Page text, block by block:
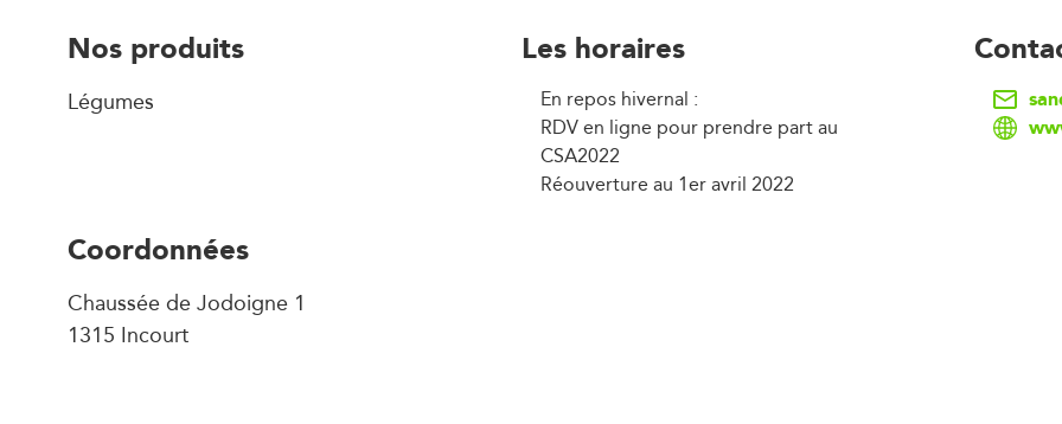
Nos produits
Légumes
Les horaires
En repos hivernal :
RDV en ligne pour prendre part au
CSA2022
Réouverture au 1er avril 2022
Coordonnées
Chaussée de Jodoigne 1
1315 Incourt